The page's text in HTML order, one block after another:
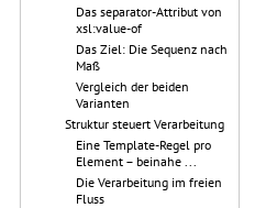
Das separator-Attribut von
xsl:value-of
Das Ziel: Die Sequenz nach
Maß
Vergleich der beiden
Varianten
Struktur steuert Verarbeitung
Eine Template-Regel pro
Element – beinahe ...
Die Verarbeitung im freien
Fluss